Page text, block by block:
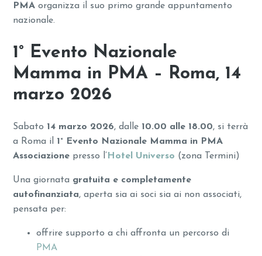
PMA organizza il suo primo grande appuntamento
nazionale.
1° Evento Nazionale
Mamma in PMA – Roma, 14
marzo 2026
Sabato 14 marzo 2026, dalle 10.00 alle 18.00, si terrà
a Roma il 1° Evento Nazionale Mamma in PMA
Associazione presso l’Hotel Universo (zona Termini)
Una giornata gratuita e completamente
autofinanziata, aperta sia ai soci sia ai non associati,
pensata per:
offrire supporto a chi affronta un percorso di
PMA